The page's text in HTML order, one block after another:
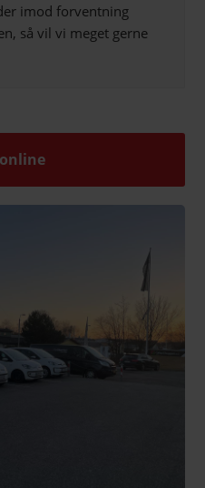
imod forventning
så vil vi meget gerne